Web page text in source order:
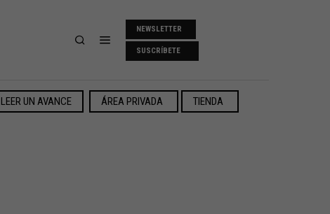
NEWSLETTER
SUSCRÍBETE
LEER UN AVANCE ÁREA PRIVADA TIENDA